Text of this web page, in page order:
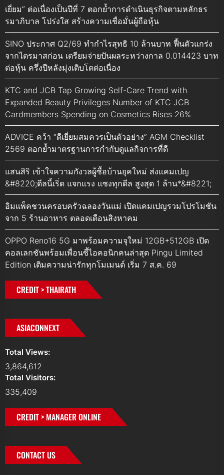
เยี่ยม” ต่อเนื่องเป็นปีที่ 7 ตอกย้ำการดำเนินธุรกิจตามหลักธร
รมาภิบาล โปร่งใส สร้างความเชื่อมั่นผู้ถือหุ้น
SINO ประกาศ Q2/69 ทำกำไรสุทธิ 10 ล้านบาท ฟื้นตัวแกร่ง
จากไตรมาสก่อน เตรียมจ่ายปันผลระหว่างกาล 0.014423 บาท
ต่อหุ้น ครึ่งปีหลังมุ่งเติบโตต่อเนื่อง
KTC and JCB Tap Growing Self-Care Trend with
Expanded Beauty Privileges Number of KTC JCB
Cardmembers Spending on Cosmetics Rises 26%
ADVICE คว้า “ดีเยี่ยมสมควรเป็นตัวอย่าง” AGM Checklist
2569 ตอกย้ำมาตรฐานการกำกับดูแลกิจการที่ดี
แสนสิริ เข้าใจความกังวลผู้ซื้อบ้านยุคใหม่ ส่งแคมเปญ
&#8220;ดีลนี้เริ่ด แจกแรง แซงทุกดีล สูงสุด 1 ล้าน*&#8221;
อิมแพ็คชวนครอบครัวฉลองวันแม่ เปิดแคมเปญรวมโปรโมชัน
จาก 5 ร้านอาหาร ตลอดเดือนสิงหาคม
OPPO Reno16 5G มาพร้อมความจุใหม่ 12GB+512GB เปิด
คอลเลกชันพร้อมเพื่อนซี้ไอคอนิกคนล่าสุด Pingu Limited
Edition เติมความน่ารักทุกโมเมนต์ เริ่ม 7 ส.ค. 69
CREDIT > THAIRATH
ASIACONNEXT
Total Views:
3,864,612
Total Visitors:
335,409
CREDIT > MANAGER ONLINE
CONTACT US